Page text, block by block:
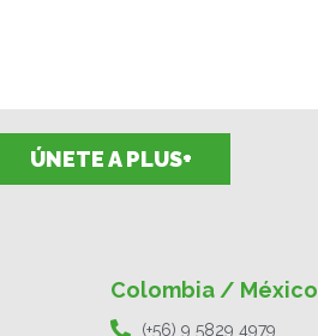
ÚNETE A PLUS+
Colombia / México
(+56) 9 5829 4979